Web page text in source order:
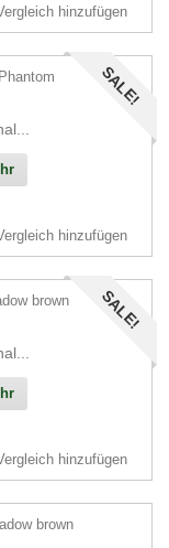
hinzufügen
SALE!
hinzufügen
SALE!
hinzufügen